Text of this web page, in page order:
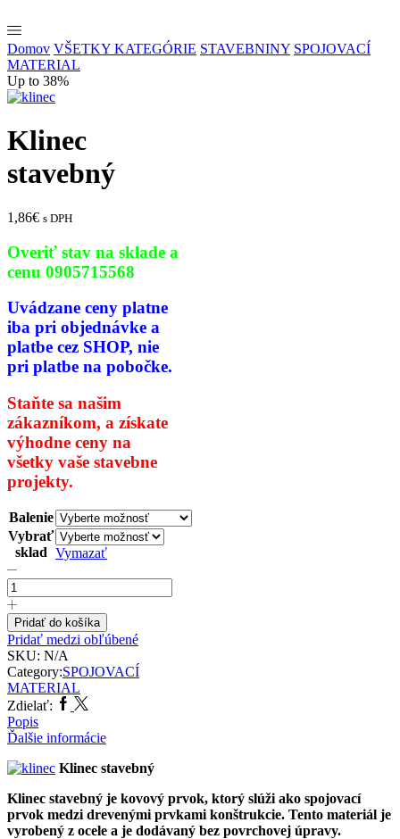
Domov VŠETKY KATEGÓRIE STAVEBNINY SPOJOVACÍ
MATERIAL
Up to 38%
Klinec
stavebný
1,86€ s DPH
Overiť stav na sklade a
cenu 0905715568
Uvádzane ceny platne
iba pri objednávke a
platbe cez SHOP, nie
pri platbe na pobočke.
Staňte sa našim
zákazníkom, a získate
výhodne ceny na
všetky vaše stavebne
projekty.
Balenie
Vybrať
sklad Vymazať
množstvo
stavebný
Pridať do košíka
Pridať medzi obľúbené
SKU: N/A
Category:SPOJOVACÍ
MATERIAL
Zdielať: Facebook
Twitter
Popis
Ďalšie informácie
Klinec stavebný
Klinec stavebný je kovový prvok, ktorý slúži ako spojovací
prvok medzi drevenými prvkami konštrukcie. Tento materiál je
vyrobený z ocele a je dodávaný bez povrchovej úpravy.